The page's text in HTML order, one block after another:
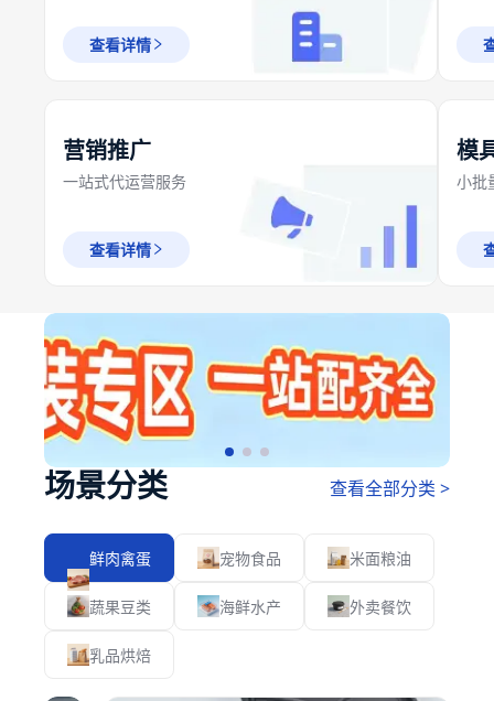
查看详情
营销推广
一站式代运营服务
查看详情
模
小批
场景分类 查看全部分类 >
鲜肉禽蛋 宠物食品 米面粮油
蔬果豆类 海鲜水产 外卖餐饮
乳品烘焙